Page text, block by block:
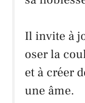
Il invite à
oser la
et à créer
une âme.